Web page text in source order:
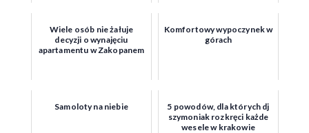
Wiele osób nie żałuje
decyzji o wynajęciu
apartamentu w Zakopanem
Komfortowy wypoczynek w
górach
Samoloty na niebie
5 powodów, dla których dj
szymoniak rozkręci każde
wesele w krakowie